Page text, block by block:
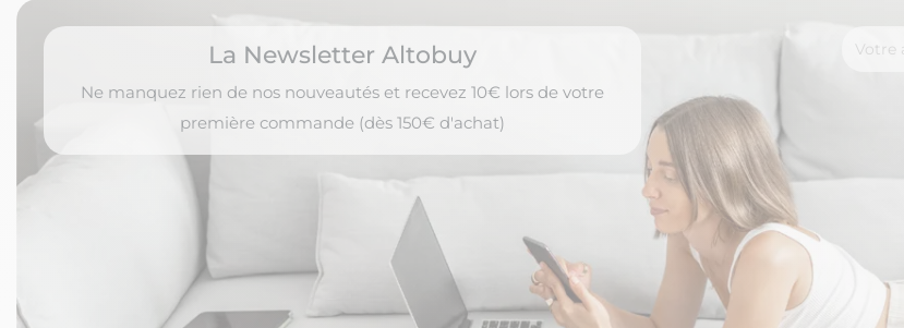
La Newsletter Altobuy
Ne manquez rien de nos nouveautés et recevez 10€ lors de votre
première commande (dès 150€ d'achat)